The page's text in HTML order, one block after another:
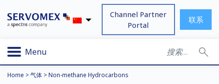
Channel Partner
Portal
联系
Menu
Home >气体 >Non-methane Hydrocarbons